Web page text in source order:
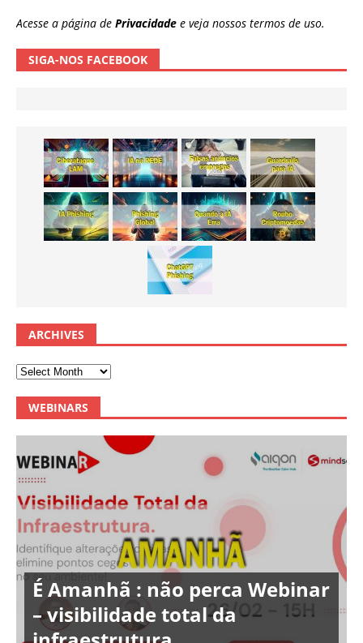
Acesse a página de Privacidade e veja nossos termos de uso.
SIGA-NOS FACEBOOK
ARCHIVES
WEBINARS
É Amanhã : não perca Webinar
– visibilidade total da